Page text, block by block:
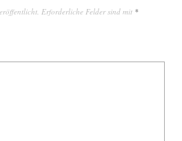
Erforderliche Felder sind mit *